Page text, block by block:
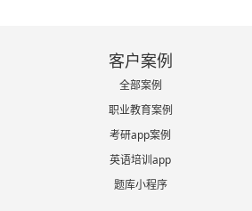
客户案例
全部案例
职业教育案例
考研app案例
英语培训app
题库小程序